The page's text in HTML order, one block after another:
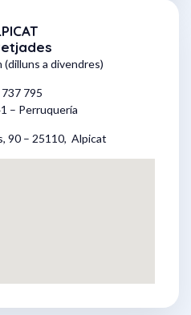
(dilluns a divendres)
795
– Perruquería
90 – 25110, Alpicat